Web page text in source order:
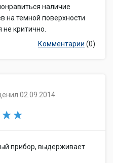
наличие
на темной поверхности
не критично.
Комментарии (0)
02.09.2014
прибор, выдерживает